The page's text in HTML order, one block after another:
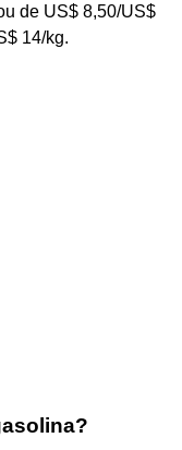
de US$ 8,50/US$
14/kg.